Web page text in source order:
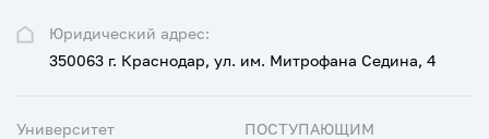
Юридический адрес:
350063 г. Краснодар, ул. им. Митрофана Седина, 4
Университет ПОСТУПАЮЩИМ